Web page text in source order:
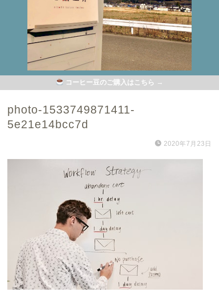
コーヒー豆のご購入はこちら →
photo-1533749871411-
5e21e14bcc7d
2020年7月23日